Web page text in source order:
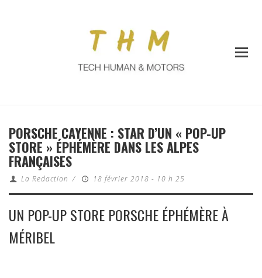
PORSCHE CAYENNE : STAR D’UN « POP-UP
STORE » ÉPHÉMÈRE DANS LES ALPES
FRANÇAISES
La Redaction / 18 février 2018 - 10 h 25
UN POP-UP STORE PORSCHE ÉPHÉMÈRE À
MÉRIBEL